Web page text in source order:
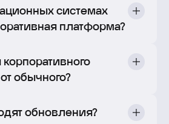
системах
платформа?
обычного?
обновления?